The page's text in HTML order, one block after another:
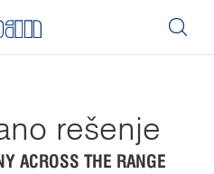
rešenje
ACROSS THE RANGE